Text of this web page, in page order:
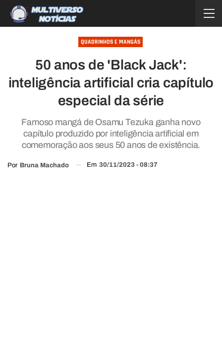
QUADRINHOS E MANGÁS
50 anos de 'Black Jack':
inteligência artificial cria capítulo
especial da série
Famoso mangá de Osamu Tezuka ganha novo
capítulo produzido por inteligência artificial em
comemoração aos seus 50 anos de existência.
Por Bruna Machado Em 30/11/2023 - 08:37